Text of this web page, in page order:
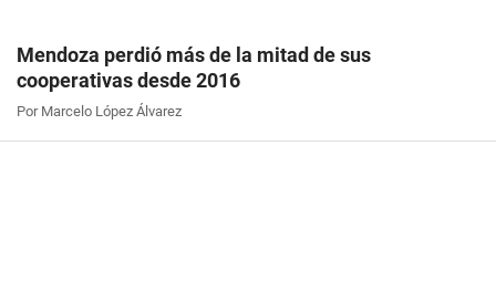
Mendoza perdió más de la mitad de sus
cooperativas desde 2016
Por Marcelo López Álvarez